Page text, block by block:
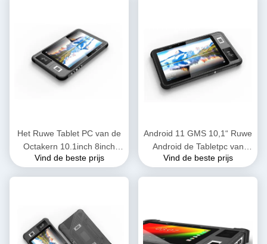
Het Ruwe Tablet PC van de
Octakern 10.1inch 8inch
4GB 64GB LTE 4G met de
Vind de beste prijs
Android 11 GMS 10,1“ Ruwe
Android de Tabletpc van
RAM4GB ROM64GB met
Vind de beste prijs